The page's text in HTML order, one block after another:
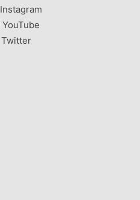
Instagram
YouTube
Twitter